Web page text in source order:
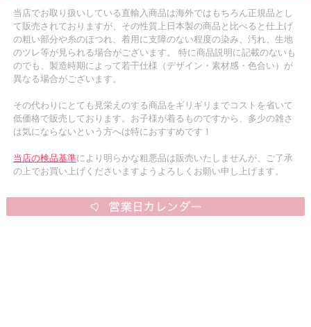
当店でお取り扱いしている直輸入商品は海外ではもちろん正規品とし
て販売されておりますが、その性質上日本製の商品と比べると仕上げ
の粗い部分や糸のほつれ、着用に支障のない程度の染み、汚れ、生地
のツレ等が見られる場合がございます。 特に商品説明に記載のないも
のでも、製造時期によって若干仕様（デザイン・素材感・色合い）が
異なる場合がございます。
その代わりにとても見栄えのする商品をギリギリまでコストを省いて
低価格で販売しております。お子様が着るものですから、多少の雑さ
は気にならないという方へは特におすすめです！
当店の検品基準により明らかな粗悪品は販売いたしませんが、ご了承
の上でお買い上げくださいますようよろしくお願い申し上げます。